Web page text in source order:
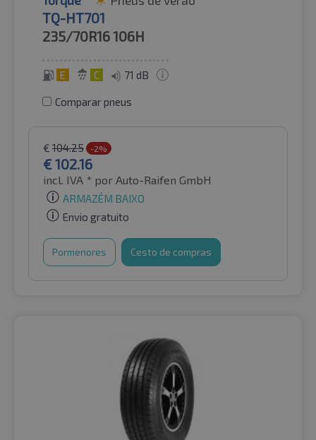
TQ-HT701
235/70R16106H
E C 71 dB
Comparar pneus
€ 104.25 -2%
€102.16
incl. IVA * por Auto-Raifen GmbH
ARMAZÉM BAIXO
Envio gratuito
Pormenores Cesto de compras